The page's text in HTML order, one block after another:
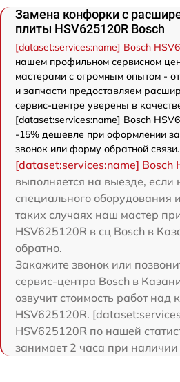
Замена конфорки с
плиты HSV625120R Bosch
[dataset:services:name] Bosch
нашем профильном сервисном
мастерами с огромным опытом -
и запчасти предоставляем
сервис-центре уверены в
[dataset:services:name] Bosch
-15% дешевле при оформлении
звонок или форму обратной связи.
[dataset:services:name] Bosch
выполняется на выезде, если
специального оборудования
таких случаях наш мастер
HSV625120R в сц Bosch в
обратно.
Закажите звонок или
сервис-центра Bosch в
озвучит стоимость работ над
HSV625120R.
HSV625120R по нашей
занимает 2 часа при наличии